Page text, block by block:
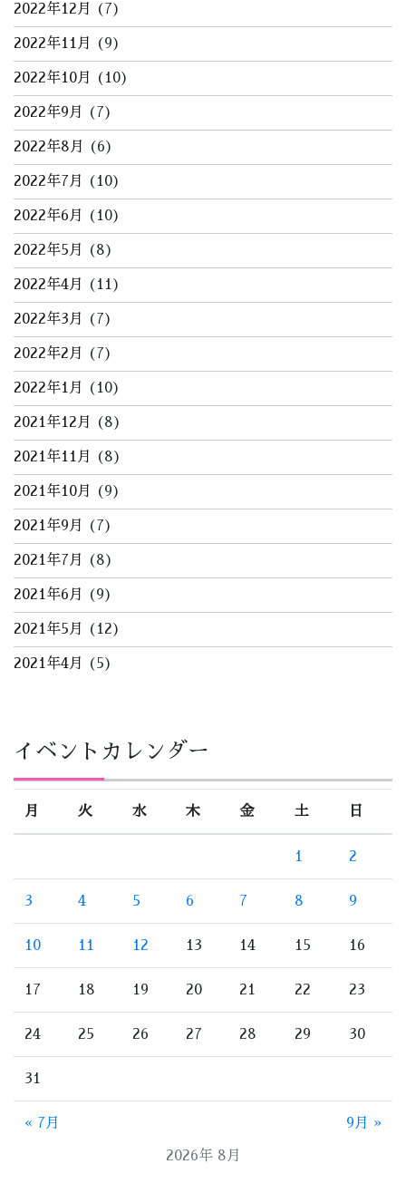
2022年12月 (7)
2022年11月 (9)
2022年10月 (10)
2022年9月 (7)
2022年8月 (6)
2022年7月 (10)
2022年6月 (10)
2022年5月 (8)
2022年4月 (11)
2022年3月 (7)
2022年2月 (7)
2022年1月 (10)
2021年12月 (8)
2021年11月 (8)
2021年10月 (9)
2021年9月 (7)
2021年7月 (8)
2021年6月 (9)
2021年5月 (12)
2021年4月 (5)
イベントカレンダー
2026年 8月
月 火 水 木 金 土 日
1 2
3 4 5 6 7 8 9
10 11 12 13 14 15 16
17 18 19 20 21 22 23
24 25 26 27 28 29 30
31
« 7月 9月 »